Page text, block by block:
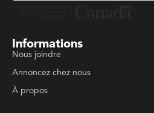
Informations
Nous joindre
Annoncez chez nous
À propos